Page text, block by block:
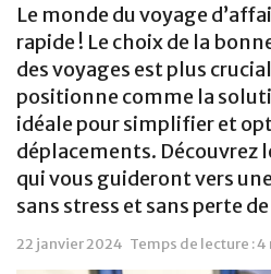
Le monde du voyage
rapide ! Le choix de la
des voyages est plus
positionne comme la
idéale pour simplifier et
déplacements. Découvrez
qui vous guideront vers
sans stress et sans perte
22 janvier 2024 Temps de lecture :